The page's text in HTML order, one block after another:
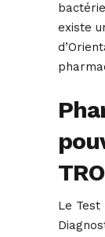
existe
Le Test